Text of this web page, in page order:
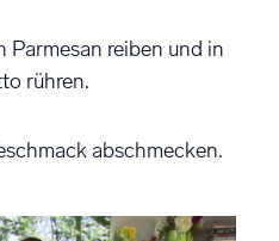
Parmesan reiben und in
rühren.
abschmecken.